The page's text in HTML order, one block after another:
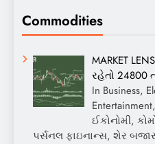
Commodities
MARKET
રહેતો 24800
In Business,
ઈકોનોમી,
પર્સનલ ફાઇનાન્સ, શેર બજાર